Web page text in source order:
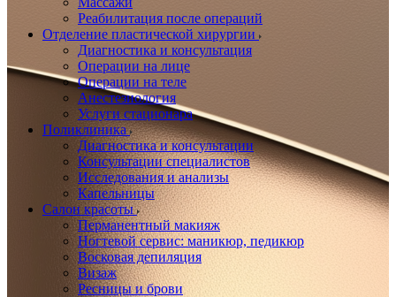
Реабилитация после операций
Отделение пластической хирургии
Диагностика и консультация
Операции на лице
Операции на теле
Анестезиология
Услуги стационара
Поликлиника
Диагностика и консультации
Консультации специалистов
Исследования и анализы
Капельницы
Салон красоты
Перманентный макияж
Ногтевой сервис: маникюр, педикюр
Восковая депиляция
Визаж
Ресницы и брови